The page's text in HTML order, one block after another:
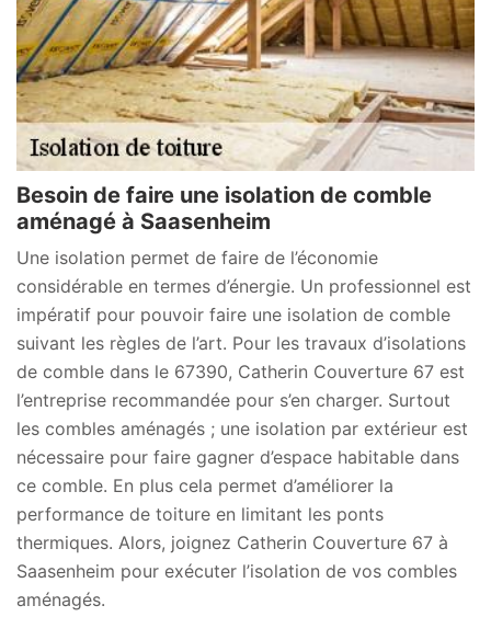
Besoin de faire une isolation de comble
aménagé à Saasenheim
Une isolation permet de faire de l’économie
considérable en termes d’énergie. Un professionnel est
impératif pour pouvoir faire une isolation de comble
suivant les règles de l’art. Pour les travaux d’isolations
de comble dans le 67390, Catherin Couverture 67 est
l’entreprise recommandée pour s’en charger. Surtout
les combles aménagés ; une isolation par extérieur est
nécessaire pour faire gagner d’espace habitable dans
ce comble. En plus cela permet d’améliorer la
performance de toiture en limitant les ponts
thermiques. Alors, joignez Catherin Couverture 67 à
Saasenheim pour exécuter l’isolation de vos combles
aménagés.